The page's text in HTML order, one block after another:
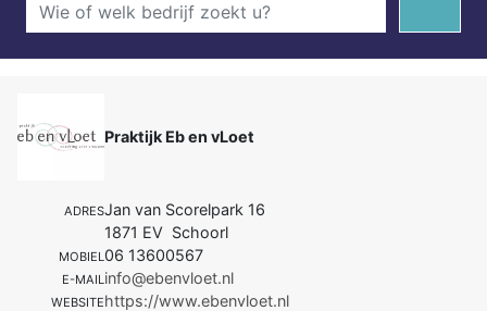
Praktijk Eb en vLoet
ADRESJan van Scorelpark 16
1871 EV Schoorl
MOBIEL06 13600567
E-MAILinfo@ebenvloet.nl
WEBSITEhttps://www.ebenvloet.nl